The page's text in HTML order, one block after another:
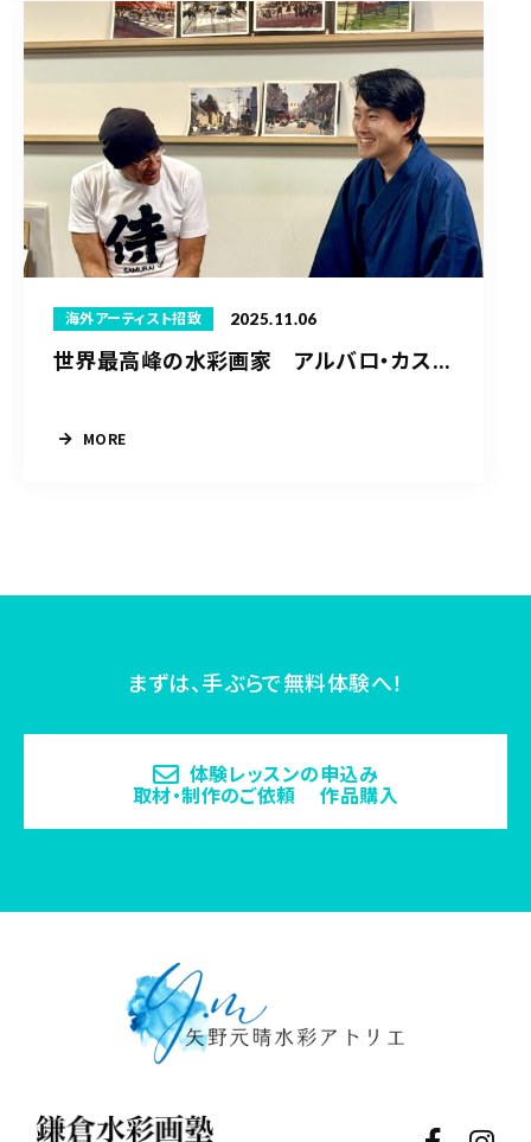
海外アーティスト招致 2025.11.06
世界最高峰の水彩画家 アルバロ・カス...
MORE
まずは、手ぶらで無料体験へ！
体験レッスンの申込み
取材・制作のご依頼 作品購入